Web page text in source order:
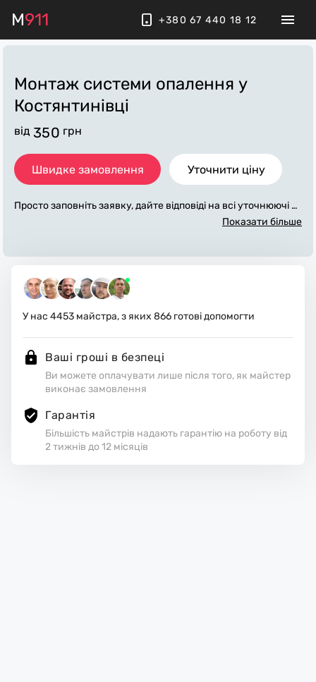
M911 +380 67 440 18 12
Монтаж системи опалення у
Костянтинівці
від 350 грн
Швидке замовлення Уточнити ціну
Просто заповніть заявку, дайте відповіді на всі уточнюючі за
питання по «монтаж системи опалення». Ми зв'яжемося з
теріали. Виконавці стежать за чистотою та прибирають роб
оче місце.
Показати більше
У нас 4453 майстра, з яких 866 готові допомогти
Ваші гроші в безпеці
Ви можете оплачувати лише після того, як майстер
виконає замовлення
Гарантія
Більшість майстрів надають гарантію на роботу від
2 тижнів до 12 місяців